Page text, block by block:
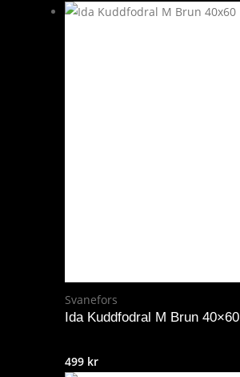
Svanefors
Ida Kuddfodral M Brun 40×60
499 kr